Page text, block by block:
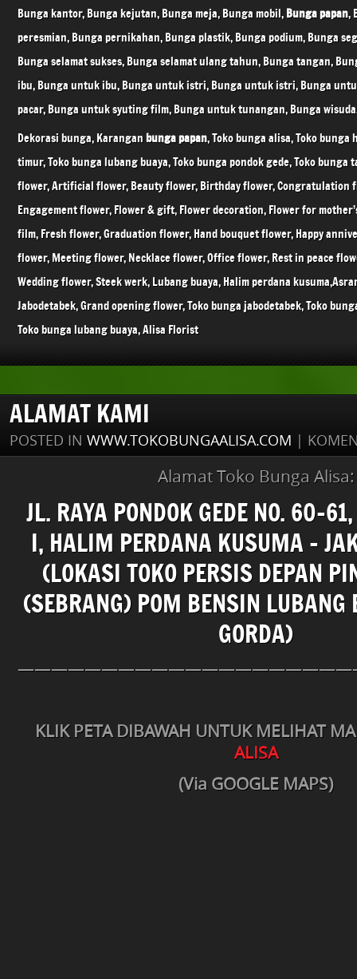
Bunga kantor, Bunga kejutan, Bunga meja, Bunga mobil, Bunga papan,
peresmian, Bunga pernikahan, Bunga plastik, Bunga podium, Bunga
Bunga selamat sukses, Bunga selamat ulang tahun, Bunga tangan,
ibu, Bunga untuk ibu, Bunga untuk istri, Bunga untuk istri, Bunga
pacar, Bunga untuk syuting film, Bunga untuk tunangan, Bunga
Dekorasi bunga, Karanganbunga papan, Toko bunga alisa, Toko
timur, Toko bunga lubang buaya, Toko bunga pondok gede, Toko bunga
flower, Artificial flower, Beauty flower, Birthday flower, Congratulation
Engagement flower, Flower & gift, Flower decoration, Flower for
film, Fresh flower, Graduation flower, Hand bouquet flower, Happy
flower, Meeting flower, Necklace flower, Office flower, Rest in peace
Wedding flower, Steek werk, Lubang buaya, Halim perdana
Jabodetabek, Grand opening flower, Toko bunga jabodetabek, Toko
Toko bunga lubang buaya, Alisa Florist
ALAMAT KAMI
POSTED IN WWW.TOKOBUNGAALISA.COM
Alamat Toko Bunga Alisa:
JL. RAYA PONDOK GEDE NO. 60-
I, HALIM PERDANA KUSUMA –
(LOKASI TOKO PERSIS DEPAN
(SEBRANG) POM BENSIN LUBANG
GORDA)
KLIK PETA DIBAWAH UNTUK MELIHAT
ALISA
(Via GOOGLE MAPS)